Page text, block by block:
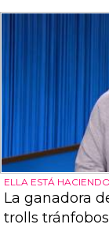
ELLA ESTÁ
La ganadora
trolls